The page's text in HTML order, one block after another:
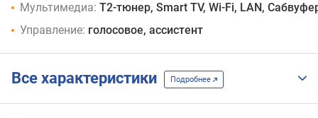
Мультимедиа: T2-тюнер, Smart TV, Wi-Fi, LAN,
Управление: голосовое, ассистент
Все характеристики Подробнее